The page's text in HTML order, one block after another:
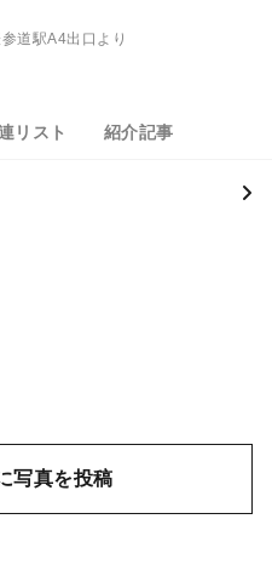
道駅A4出口より
リスト 紹介記事
写真を投稿